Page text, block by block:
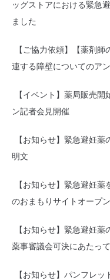
ッグストアにおける緊急
ました
【ご協力依頼】【薬剤
連する障壁についてのア
【イベント】薬局販売
ン記者会見開催
【お知らせ】緊急避妊
明文
【お知らせ】緊急避妊
のおまもりサイトオープン
【お知らせ】緊急避妊
薬事審議会可決にあたっ
【お知らせ】パンフレ